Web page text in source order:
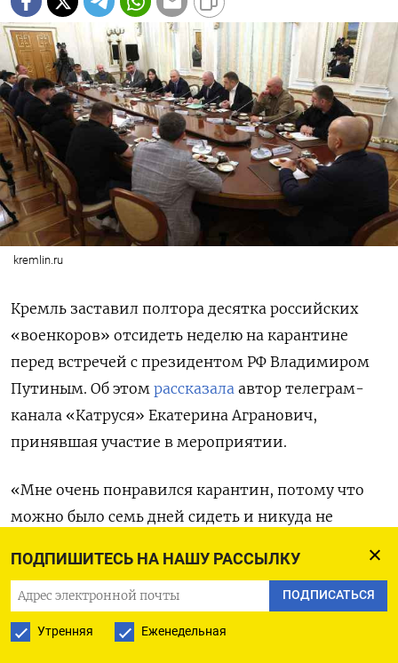
ПОДПИШИТЕСЬ НА НАШУ РАССЫЛКУ
ПОДПИСАТЬСЯ
Утренняя Еженедельная
kremlin.ru
Кремль заставил полтора десятка российских
«военкоров» отсидеть неделю на карантине
перед встречей с президентом РФ Владимиром
Путиным. Об этом рассказала автор телеграм-
канала «Катруся» Екатерина Агранович,
принявшая участие в мероприятии.
«Мне очень понравился карантин, потому что
можно было семь дней сидеть и никуда не
общались, было все по-доброму, мило. На
основной встрече было волнительно», —
поведала Агранович.